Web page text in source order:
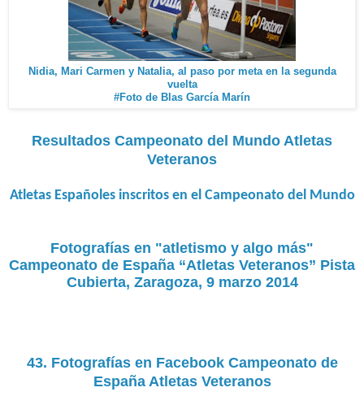
Nidia, Mari Carmen y Natalia, al paso por meta en la segunda
vuelta
#Foto de Blas García Marín
Resultados Campeonato del Mundo Atletas
Veteranos
Atletas Españoles inscritos en el Campeonato del Mundo
Fotografías en "atletismo y algo más"
Campeonato de España “Atletas Veteranos” Pista
Cubierta, Zaragoza, 9 marzo 2014
43. Fotografías en Facebook Campeonato de
España Atletas Veteranos